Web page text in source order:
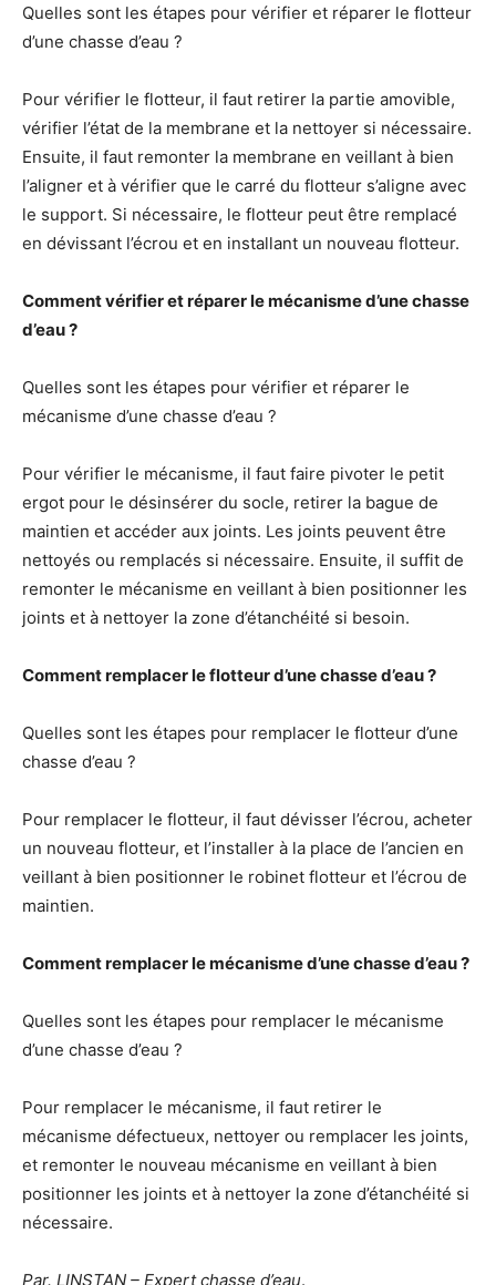
Quelles sont les étapes pour vérifier et réparer le flotteur
d’une chasse d’eau ?
Pour vérifier le flotteur, il faut retirer la partie amovible,
vérifier l’état de la membrane et la nettoyer si nécessaire.
Ensuite, il faut remonter la membrane en veillant à bien
l’aligner et à vérifier que le carré du flotteur s’aligne avec
le support. Si nécessaire, le flotteur peut être remplacé
en dévissant l’écrou et en installant un nouveau flotteur.
Comment vérifier et réparer le mécanisme d’une chasse
d’eau ?
Quelles sont les étapes pour vérifier et réparer le
mécanisme d’une chasse d’eau ?
Pour vérifier le mécanisme, il faut faire pivoter le petit
ergot pour le désinsérer du socle, retirer la bague de
maintien et accéder aux joints. Les joints peuvent être
nettoyés ou remplacés si nécessaire. Ensuite, il suffit de
remonter le mécanisme en veillant à bien positionner les
joints et à nettoyer la zone d’étanchéité si besoin.
Comment remplacer le flotteur d’une chasse d’eau ?
Quelles sont les étapes pour remplacer le flotteur d’une
chasse d’eau ?
Pour remplacer le flotteur, il faut dévisser l’écrou, acheter
un nouveau flotteur, et l’installer à la place de l’ancien en
veillant à bien positionner le robinet flotteur et l’écrou de
maintien.
Comment remplacer le mécanisme d’une chasse d’eau ?
Quelles sont les étapes pour remplacer le mécanisme
d’une chasse d’eau ?
Pour remplacer le mécanisme, il faut retirer le
mécanisme défectueux, nettoyer ou remplacer les joints,
et remonter le nouveau mécanisme en veillant à bien
positionner les joints et à nettoyer la zone d’étanchéité si
nécessaire.
Par. LINSTAN – Expert chasse d’eau.